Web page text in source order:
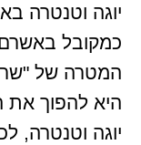
יוגה וטנטרה
כמקובל באשרם
המטרה של "שרי
היא להפוך את
יוגה וטנטרה,